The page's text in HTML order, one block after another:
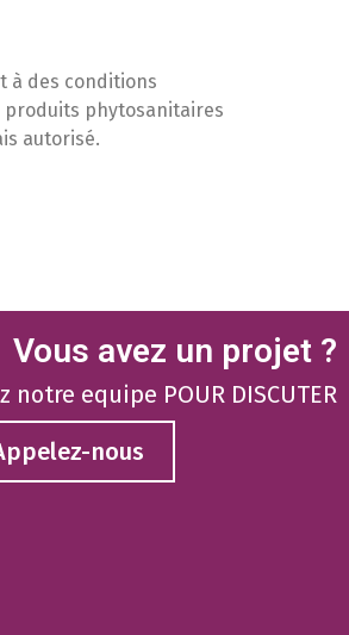
à des conditions
produits phytosanitaires
autorisé.
Vous avez un projet ?
notre equipe POUR DISCUTER
nous